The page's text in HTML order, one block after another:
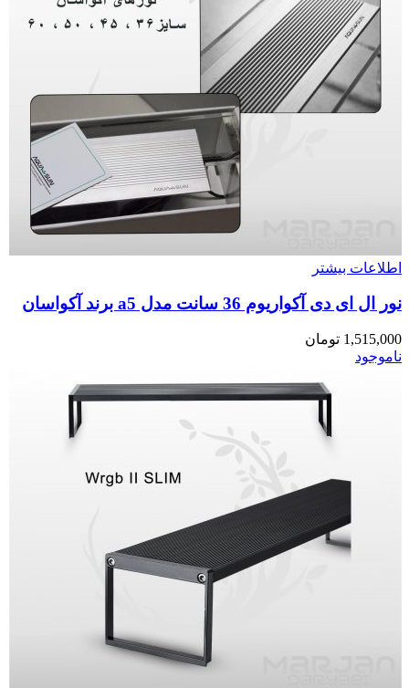
اطلاعات بیشتر
نور ال ای دی آکواریوم 36 سانت مدل a5 برند آکواسان
1,515,000 تومان
ناموجود